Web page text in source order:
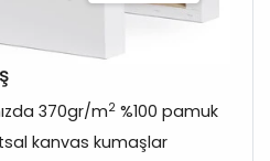
370gr/m2 %100 pamuk
kanvas kumaşlar